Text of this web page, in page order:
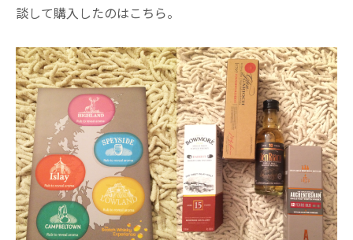
談して購入したのはこちら。